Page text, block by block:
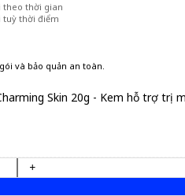
theo thời gian
tuỳ thời điểm
và bảo quản an toàn.
Skin 20g - Kem hỗ trợ trị
+